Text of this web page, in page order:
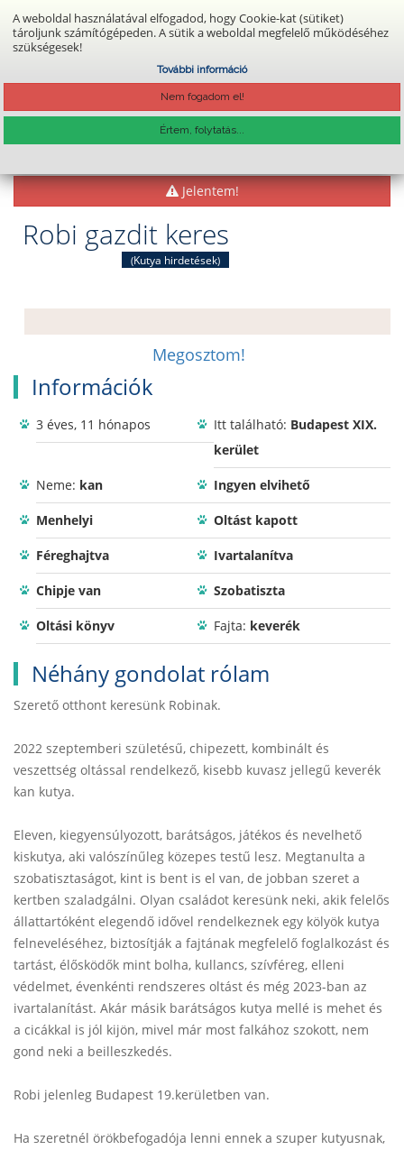
A weboldal használatával elfogadod, hogy Cookie-kat (sütiket)
tároljunk számítógépeden. A sütik a weboldal megfelelő működéséhez
szükségesek!
További információ
Nem fogadom el!
Értem, folytatás...
Főoldal Gazdikeresők
Jelentem!
Robi gazdit keres
(Kutya hirdetések)
Megosztom!
Információk
3 éves, 11 hónapos Itt található: Budapest XIX.
kerület
Neme: kan Ingyen elvihető
Menhelyi Oltást kapott
Féreghajtva Ivartalanítva
Chipje van Szobatiszta
Oltási könyv Fajta: keverék
Néhány gondolat rólam
Szerető otthont keresünk Robinak.
2022 szeptemberi születésű, chipezett, kombinált és
veszettség oltással rendelkező, kisebb kuvasz jellegű keverék
kan kutya.
Eleven, kiegyensúlyozott, barátságos, játékos és nevelhető
kiskutya, aki valószínűleg közepes testű lesz. Megtanulta a
szobatisztaságot, kint is bent is el van, de jobban szeret a
kertben szaladgálni. Olyan családot keresünk neki, akik felelős
állattartóként elegendő idővel rendelkeznek egy kölyök kutya
felneveléséhez, biztosítják a fajtának megfelelő foglalkozást és
tartást, élősködők mint bolha, kullancs, szívféreg, elleni
védelmet, évenkénti rendszeres oltást és még 2023-ban az
ivartalanítást. Akár másik barátságos kutya mellé is mehet és
a cicákkal is jól kijön, mivel már most falkához szokott, nem
gond neki a beilleszkedés.
Robi jelenleg Budapest 19.kerületben van.
Ha szeretnél örökbefogadója lenni ennek a szuper kutyusnak,